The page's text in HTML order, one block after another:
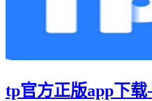
tp官方正版app下